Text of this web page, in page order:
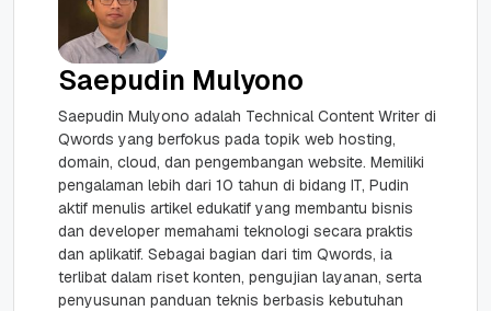
Saepudin Mulyono
Saepudin Mulyono adalah Technical Content Writer di
Qwords yang berfokus pada topik web hosting,
domain, cloud, dan pengembangan website. Memiliki
pengalaman lebih dari 10 tahun di bidang IT, Pudin
aktif menulis artikel edukatif yang membantu bisnis
dan developer memahami teknologi secara praktis
dan aplikatif. Sebagai bagian dari tim Qwords, ia
terlibat dalam riset konten, pengujian layanan, serta
penyusunan panduan teknis berbasis kebutuhan